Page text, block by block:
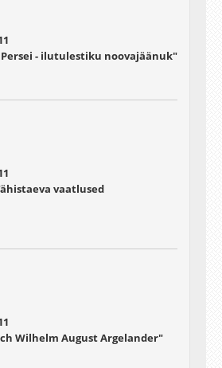
- ilutulestiku noovajäänuk"
vaatlused
Wilhelm August Argelander"